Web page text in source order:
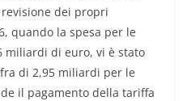
dei propri
quando la spesa per le
miliardi di euro, vi è stato
di 2,95 miliardi per le
il pagamento della tariffa